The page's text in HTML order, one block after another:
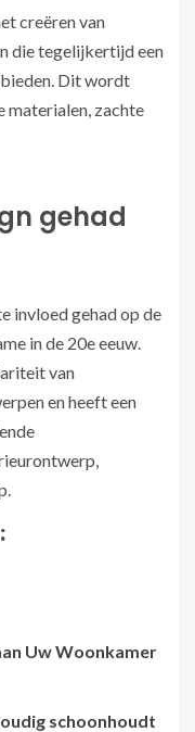
creëren van
die tegelijkertijd een
Dit wordt
materialen, zachte
gehad
invloed gehad op de
in de 20e eeuw.
van
en heeft een
Uw Woonkamer
schoonhoudt